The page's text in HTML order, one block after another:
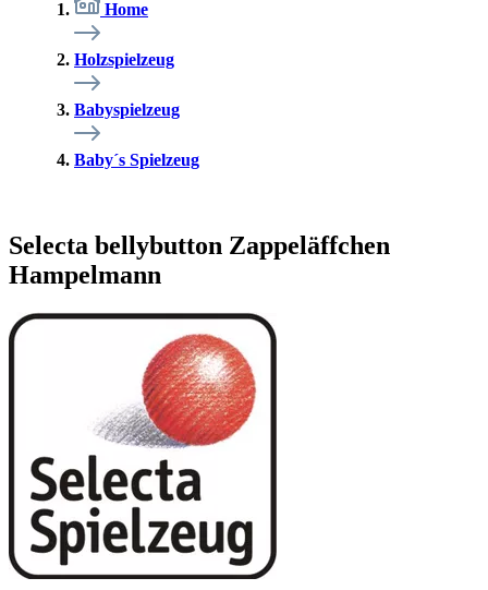
Home
Holzspielzeug
Babyspielzeug
Baby´s Spielzeug
Selecta bellybutton Zappeläffchen
Hampelmann